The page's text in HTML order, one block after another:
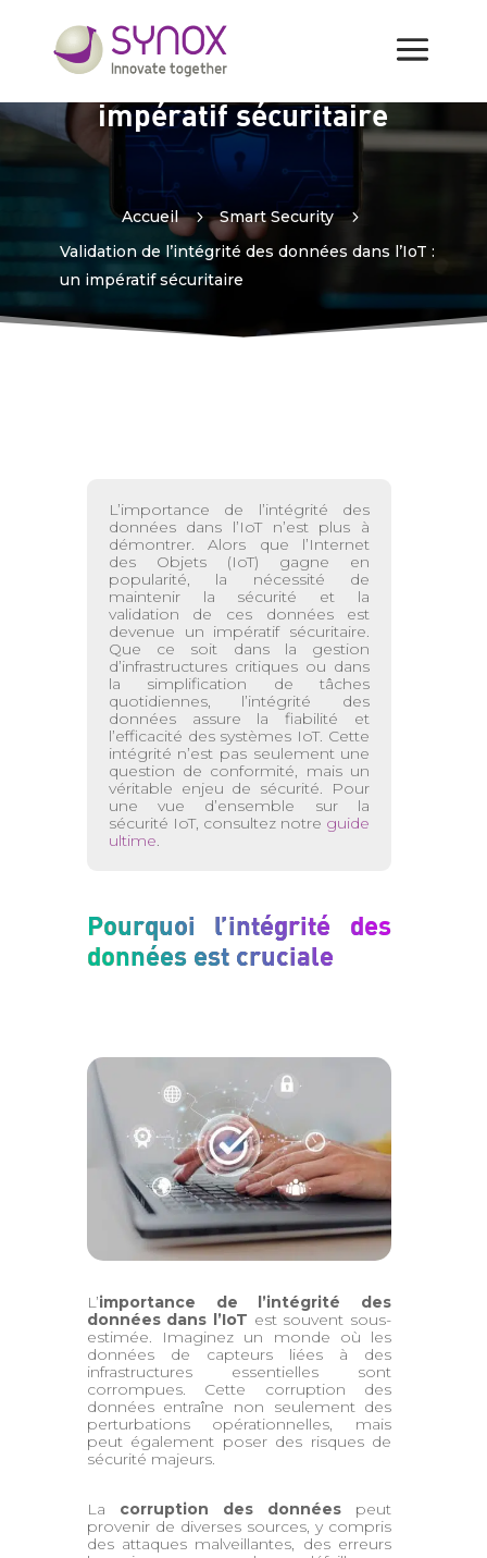
Validation de l’intégrité des
données dans l’IoT : un
impératif sécuritaire
Accueil 5 Smart Security 5
Validation de l’intégrité des données dans l’IoT :
un impératif sécuritaire
L’importance de l’intégrité des
données dans l’IoT n’est plus à
démontrer. Alors que l’Internet
des Objets (IoT) gagne en
popularité, la nécessité de
maintenir la sécurité et la
validation de ces données est
devenue un impératif sécuritaire.
Que ce soit dans la gestion
d’infrastructures critiques ou dans
la simplification de tâches
quotidiennes, l’intégrité des
données assure la fiabilité et
l’efficacité des systèmes IoT. Cette
intégrité n’est pas seulement une
question de conformité, mais un
véritable enjeu de sécurité. Pour
une vue d’ensemble sur la
sécurité IoT, consultez notre guide
ultime.
Pourquoi l’intégrité des
données est cruciale
L’importance de l’intégrité des
données dans l’IoT est souvent sous-
estimée. Imaginez un monde où les
données de capteurs liées à des
infrastructures essentielles sont
corrompues. Cette corruption des
données entraîne non seulement des
perturbations opérationnelles, mais
peut également poser des risques de
sécurité majeurs.
La corruption des données peut
provenir de diverses sources, y compris
des attaques malveillantes, des erreurs